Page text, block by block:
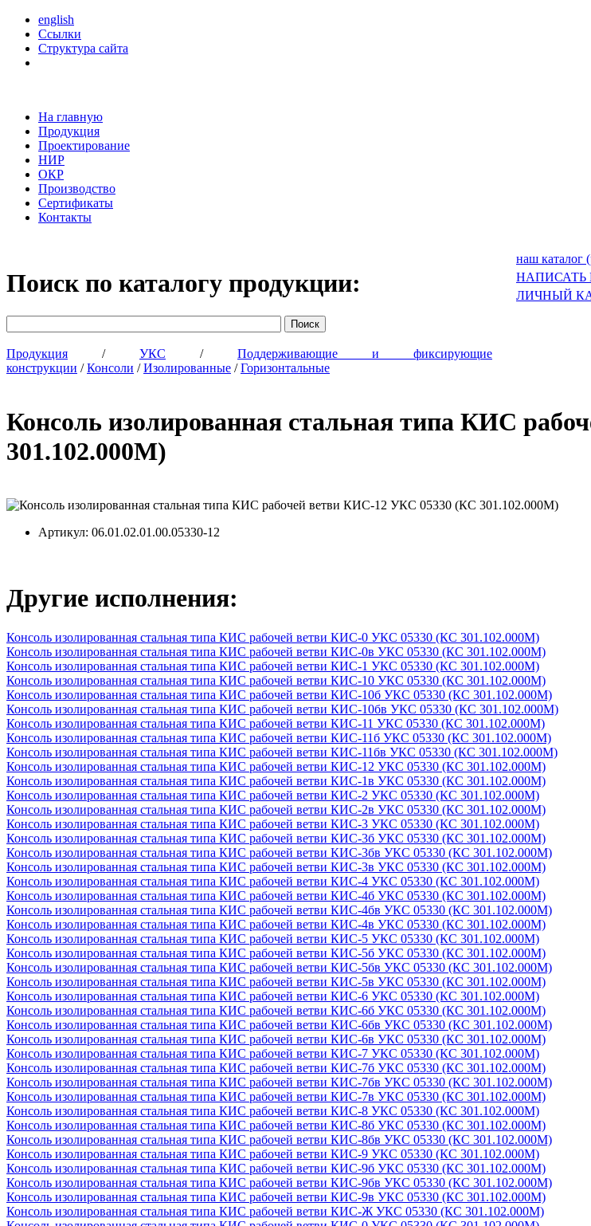
english
Ссылки
Структура сайта
На главную
Продукция
Проектирование
НИР
ОКР
Производство
Сертификаты
Контакты
Поиск по каталогу продукции:
Продукция / УКС / Поддерживающие и фиксирующие
конструкции /Консоли /Изолированные /Горизонтальные
наш каталог
НАПИСАТЬ
ЛИЧНЫЙ
Консоль изолированная стальная типа КИС
301.102.000М)
Артикул: 06.01.02.01.00.05330-12
Другие исполнения:
Консоль изолированная стальная типа КИС рабочей ветви КИС-0 УКС 05330 (КС 301.102.000М)
Консоль изолированная стальная типа КИС рабочей ветви КИС-0в УКС 05330 (КС 301.102.000М)
Консоль изолированная стальная типа КИС рабочей ветви КИС-1 УКС 05330 (КС 301.102.000М)
Консоль изолированная стальная типа КИС рабочей ветви КИС-10 УКС 05330 (КС 301.102.000М)
Консоль изолированная стальная типа КИС рабочей ветви КИС-10б УКС 05330 (КС 301.102.000М)
Консоль изолированная стальная типа КИС рабочей ветви КИС-10бв УКС 05330 (КС 301.102.000М)
Консоль изолированная стальная типа КИС рабочей ветви КИС-11 УКС 05330 (КС 301.102.000М)
Консоль изолированная стальная типа КИС рабочей ветви КИС-11б УКС 05330 (КС 301.102.000М)
Консоль изолированная стальная типа КИС рабочей ветви КИС-11бв УКС 05330 (КС 301.102.000М)
Консоль изолированная стальная типа КИС рабочей ветви КИС-12 УКС 05330 (КС 301.102.000М)
Консоль изолированная стальная типа КИС рабочей ветви КИС-1в УКС 05330 (КС 301.102.000М)
Консоль изолированная стальная типа КИС рабочей ветви КИС-2 УКС 05330 (КС 301.102.000М)
Консоль изолированная стальная типа КИС рабочей ветви КИС-2в УКС 05330 (КС 301.102.000М)
Консоль изолированная стальная типа КИС рабочей ветви КИС-3 УКС 05330 (КС 301.102.000М)
Консоль изолированная стальная типа КИС рабочей ветви КИС-3б УКС 05330 (КС 301.102.000М)
Консоль изолированная стальная типа КИС рабочей ветви КИС-3бв УКС 05330 (КС 301.102.000М)
Консоль изолированная стальная типа КИС рабочей ветви КИС-3в УКС 05330 (КС 301.102.000М)
Консоль изолированная стальная типа КИС рабочей ветви КИС-4 УКС 05330 (КС 301.102.000М)
Консоль изолированная стальная типа КИС рабочей ветви КИС-4б УКС 05330 (КС 301.102.000М)
Консоль изолированная стальная типа КИС рабочей ветви КИС-4бв УКС 05330 (КС 301.102.000М)
Консоль изолированная стальная типа КИС рабочей ветви КИС-4в УКС 05330 (КС 301.102.000М)
Консоль изолированная стальная типа КИС рабочей ветви КИС-5 УКС 05330 (КС 301.102.000М)
Консоль изолированная стальная типа КИС рабочей ветви КИС-5б УКС 05330 (КС 301.102.000М)
Консоль изолированная стальная типа КИС рабочей ветви КИС-5бв УКС 05330 (КС 301.102.000М)
Консоль изолированная стальная типа КИС рабочей ветви КИС-5в УКС 05330 (КС 301.102.000М)
Консоль изолированная стальная типа КИС рабочей ветви КИС-6 УКС 05330 (КС 301.102.000М)
Консоль изолированная стальная типа КИС рабочей ветви КИС-6б УКС 05330 (КС 301.102.000М)
Консоль изолированная стальная типа КИС рабочей ветви КИС-6бв УКС 05330 (КС 301.102.000М)
Консоль изолированная стальная типа КИС рабочей ветви КИС-6в УКС 05330 (КС 301.102.000М)
Консоль изолированная стальная типа КИС рабочей ветви КИС-7 УКС 05330 (КС 301.102.000М)
Консоль изолированная стальная типа КИС рабочей ветви КИС-7б УКС 05330 (КС 301.102.000М)
Консоль изолированная стальная типа КИС рабочей ветви КИС-7бв УКС 05330 (КС 301.102.000М)
Консоль изолированная стальная типа КИС рабочей ветви КИС-7в УКС 05330 (КС 301.102.000М)
Консоль изолированная стальная типа КИС рабочей ветви КИС-8 УКС 05330 (КС 301.102.000М)
Консоль изолированная стальная типа КИС рабочей ветви КИС-8б УКС 05330 (КС 301.102.000М)
Консоль изолированная стальная типа КИС рабочей ветви КИС-8бв УКС 05330 (КС 301.102.000М)
Консоль изолированная стальная типа КИС рабочей ветви КИС-9 УКС 05330 (КС 301.102.000М)
Консоль изолированная стальная типа КИС рабочей ветви КИС-9б УКС 05330 (КС 301.102.000М)
Консоль изолированная стальная типа КИС рабочей ветви КИС-9бв УКС 05330 (КС 301.102.000М)
Консоль изолированная стальная типа КИС рабочей ветви КИС-9в УКС 05330 (КС 301.102.000М)
Консоль изолированная стальная типа КИС рабочей ветви КИС-Ж УКС 05330 (КС 301.102.000М)